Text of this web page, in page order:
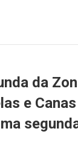
da
e